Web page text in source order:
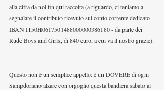
alla cifra da noi fin qui raccolta (a riguardo, ci teniamo a
segnalare il contributo ricevuto sul conto corrente dedicato -
IBAN IT50H0617501488000000386180 - da parte dei
Rude Boys and Girls, di 840 euro, a cui va il nostro grazie).
Questo non è un semplice appello: è un DOVERE di ogni
Sampdoriano alzare con orgoglio questa bandiera sabato al